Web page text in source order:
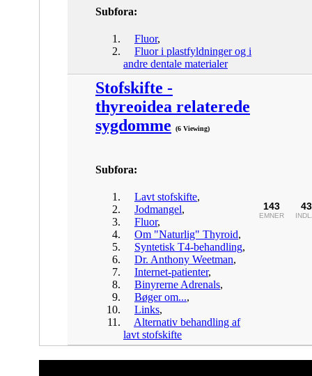
Subfora:
Fluor,
Fluor i plastfyldninger og i
andre dentale materialer
Stofskifte -
thyreoidea relaterede
sygdomme
(6 Viewing)
Subfora:
Lavt stofskifte,
Jodmangel,
Fluor,
Om "Naturlig" Thyroid,
Syntetisk T4-behandling,
Dr. Anthony Weetman,
Internet-patienter,
Binyrerne Adrenals,
Bøger om...,
Links,
Alternativ behandling af
lavt stofskifte
143
EMNER